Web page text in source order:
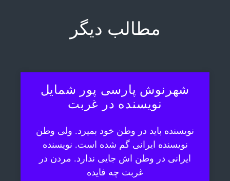
مطالب دیگر
شهرنوش پارسی پور شمایل
نویسنده در غربت
نویسنده باید در وطن خود بمیرد. ولی وطن
نویسنده ایرانی گم شده است. نویسنده
ایرانی در وطن اش جایی ندارد. مردن در
غربت چه فایده